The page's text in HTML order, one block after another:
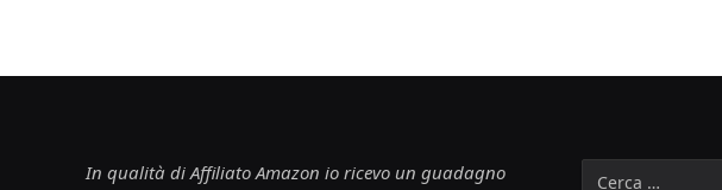
In qualità di Affiliato Amazon io ricevo un guadagno